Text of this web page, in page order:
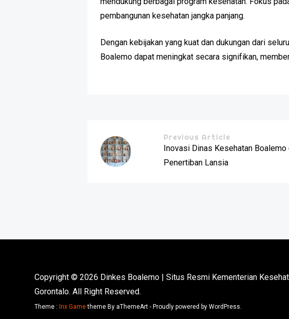
pembangunan kesehatan jangka panjang.
Dengan kebijakan yang kuat dan dukungan dari
Boalemo dapat meningkat secara signifikan,
Previous Article
Inovasi Dinas Kesehatan Boalemo
Penertiban Lansia
Copyright © 2026 Dinkes Boalemo | Situs Resmi Kementerian
Gorontalo. All Right Reserved.
Theme : Inx Gametheme By aThemeArt - Proudly powered by WordPress.